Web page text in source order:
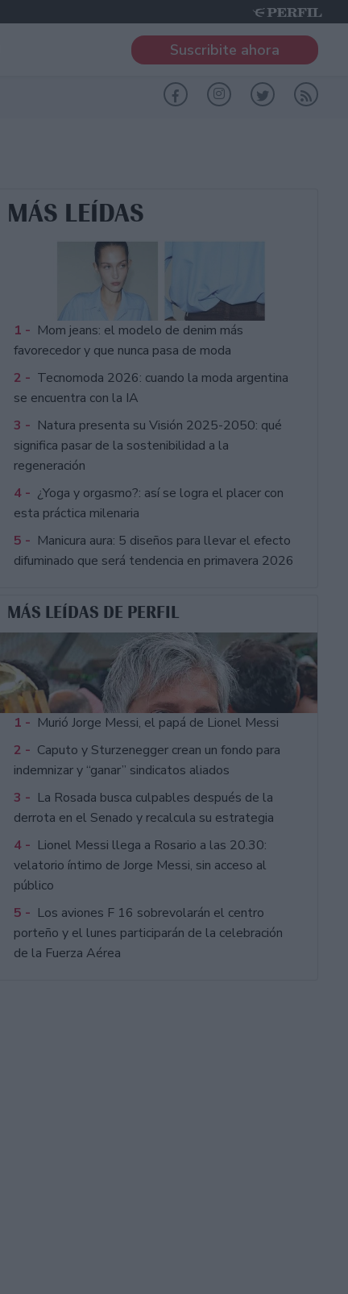
Suscribite ahora
MÁS LEÍDAS
1 - Mom jeans: el modelo de denim más
favorecedor y que nunca pasa de moda
2 - Tecnomoda 2026: cuando la moda argentina
se encuentra con la IA
3 - Natura presenta su Visión 2025-2050: qué
significa pasar de la sostenibilidad a la
regeneración
4 - ¿Yoga y orgasmo?: así se logra el placer con
esta práctica milenaria
5 - Manicura aura: 5 diseños para llevar el efecto
difuminado que será tendencia en primavera 2026
MÁS LEÍDAS DE PERFIL
1 - Murió Jorge Messi, el papá de Lionel Messi
2 - Caputo y Sturzenegger crean un fondo para
indemnizar y “ganar” sindicatos aliados
3 - La Rosada busca culpables después de la
derrota en el Senado y recalcula su estrategia
4 - Lionel Messi llega a Rosario a las 20.30:
velatorio íntimo de Jorge Messi, sin acceso al
público
5 - Los aviones F 16 sobrevolarán el centro
porteño y el lunes participarán de la celebración
de la Fuerza Aérea